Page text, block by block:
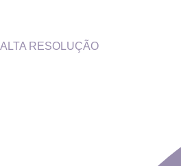
ALTA RESOLUÇÃO